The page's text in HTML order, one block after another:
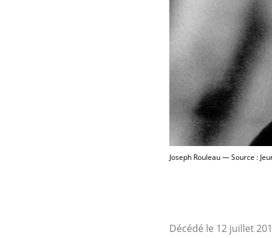
Joseph Rouleau — Source :
Décédé le 12 juillet